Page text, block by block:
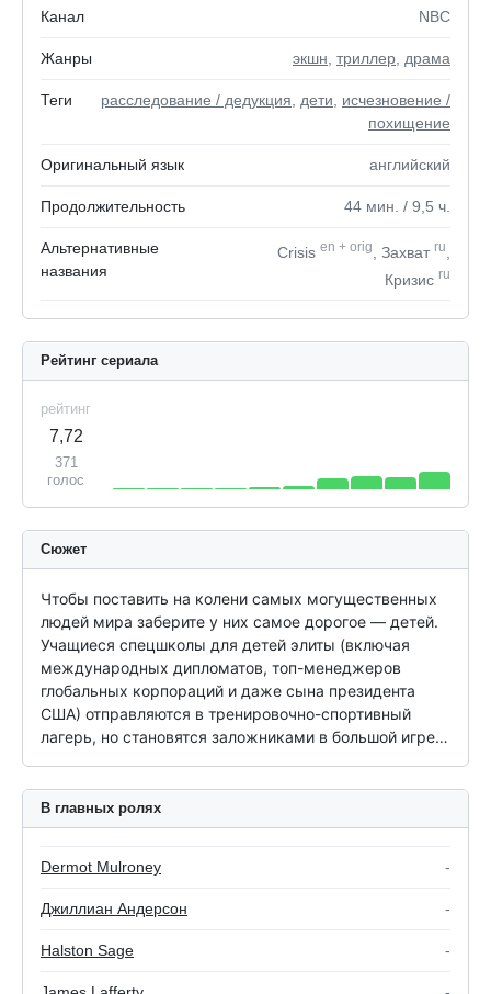
Канал NBC
Жанры экшн триллер драма
Теги расследование / дедукция дети
исчезновение /
похищение
Оригинальный язык английский
Продолжительность 44 мин. / 9,5 ч.
Альтернативные
названия
Crisis en + orig , Захват ru
Кризис ru
Рейтинг сериала
рейтинг
7,72
371
голос
Сюжет
Чтобы поставить на колени самых могущественных
людей мира заберите у них самое дорогое — детей.
Учащиеся спецшколы для детей элиты (включая
международных дипломатов, топ-менеджеров
глобальных корпораций и даже сына президента
США) отправляются в тренировочно-спортивный
лагерь, но становятся заложниками в большой игре…
В главных ролях
Dermot Mulroney -
Джиллиан Андерсон -
Halston Sage -